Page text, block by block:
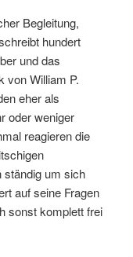
Begleitung,
hundert
und das
von William P.
eher als
oder weniger
reagieren die
ständig um sich
auf seine Fragen
sonst komplett frei